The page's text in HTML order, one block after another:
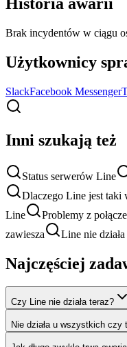
Brak incydentów w ciągu
Użytkownicy
SlackFacebook Messenger
Inni szukają też
Status serwerów Line
Dlaczego Line jest taki
Line
Problemy z
zawiesza
Line nie
Najczęściej
Czy Line nie działa teraz?
Nie działa u wszystkich czy